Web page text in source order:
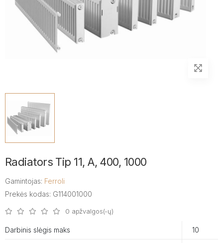
Radiators Tip 11, A, 400, 1000
Gamintojas: Ferroli
Prekės kodas: G114001000
0 apžvalgos(-ų)
Darbinis slėgis maks 10